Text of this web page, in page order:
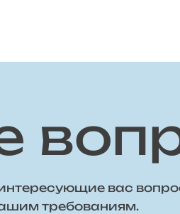
вас
требованиям.